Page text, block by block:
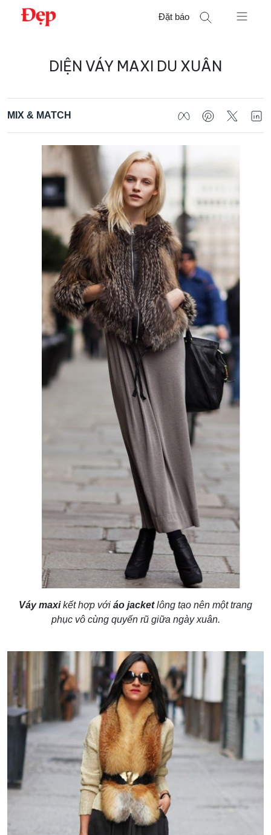
Chuyển
Đặt báo
DIỆN VÁY MAXI DU XUÂN
MIX & MATCH
Váy maxikết hợp với áo jacketlông tạo nên một trang
phục vô cùng quyến rũ giữa ngày xuân.